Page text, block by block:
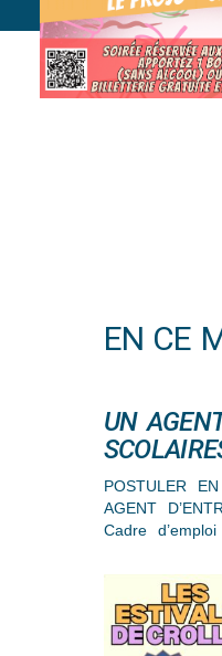
EN CE
UN
POSTULER
AGENT
Cadre